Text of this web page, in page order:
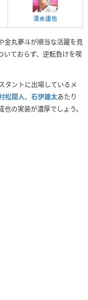
清水達也
金丸夢斗が順当な活躍を見
いておらず、逆転負けを喫
タントに出場しているメ
松開人、 石伊雄太あたり
の実装が濃厚でしょう。